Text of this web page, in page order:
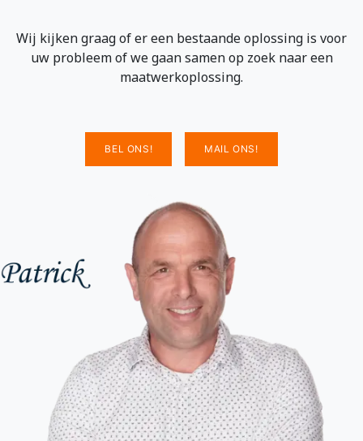
Wij kijken graag of er een bestaande oplossing is voor
uw probleem of we gaan samen op zoek naar een
maatwerkoplossing.
BEL ONS! MAIL ONS!